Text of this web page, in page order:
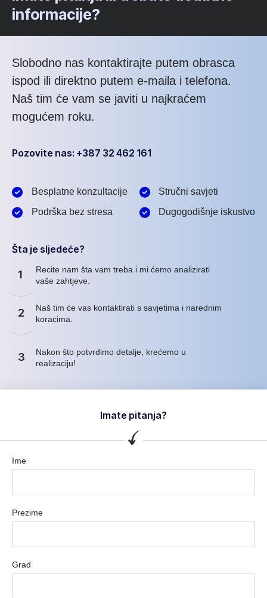
informacije?
Slobodno nas kontaktirajte putem obrasca
ispod ili direktno putem e-maila i telefona.
Naš tim će vam se javiti u najkraćem
mogućem roku.
Pozovite nas: +387 32 462 161
Besplatne konzultacije
Podrška bez stresa
Stručni savjeti
Dugogodišnje iskustvo
Šta je sljedeće?
1
Recite nam šta vam treba i mi ćemo analizirati
vaše zahtjeve.
2
Naš tim će vas kontaktirati s savjetima i narednim
koracima.
3
Nakon što potvrdimo detalje, krećemo u
realizaciju!
Imate pitanja?
Ime
Prezime
Grad